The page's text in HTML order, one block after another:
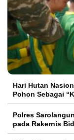
Hari Hutan
Pohon Sebagai
Polres
pada Rakernis